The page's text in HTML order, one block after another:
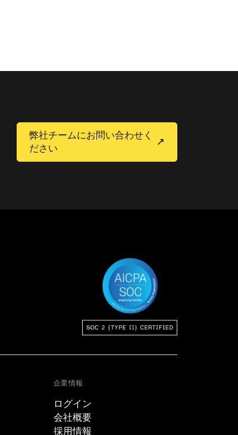
弊社チームにお問い合わせく
ださい
企業情報
ログイン
会社概要
採用情報